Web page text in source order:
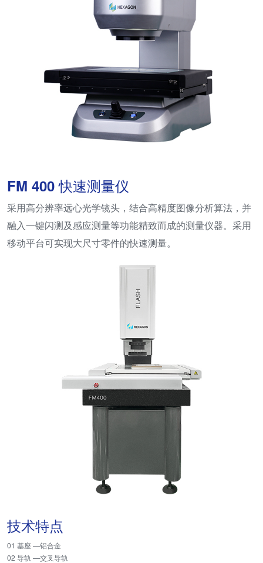
FM 400 快速测量仪
采用高分辨率远心光学镜头，结合高精度图像分析算法，并
融入一键闪测及感应测量等功能精致而成的测量仪器。采用
移动平台可实现大尺寸零件的快速测量。
技术特点
01 基座 —铝合金
02 导轨 —交叉导轨